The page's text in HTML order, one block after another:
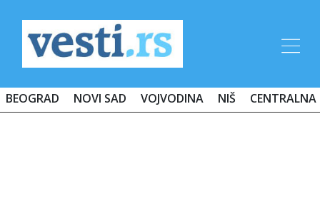
BEOGRAD NOVI SAD VOJVODINA NIŠ CENTRALNA